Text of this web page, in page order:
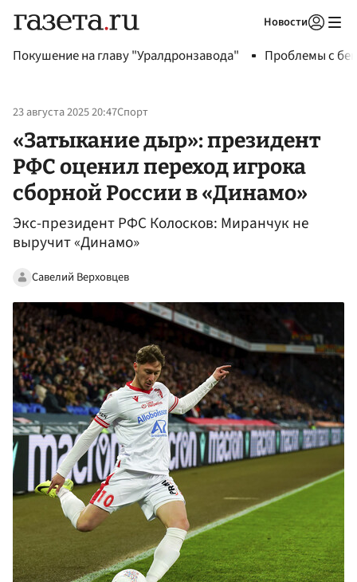
Новости
Покушение на главу "Уралдронзавода" Проблемы с
23 августа 2025 20:47Спорт
«Затыкание дыр»: президент
РФС оценил переход игрока
сборной России в «Динамо»
Экс-президент РФС Колосков: Миранчук не
выручит «Динамо»
Савелий Верховцев